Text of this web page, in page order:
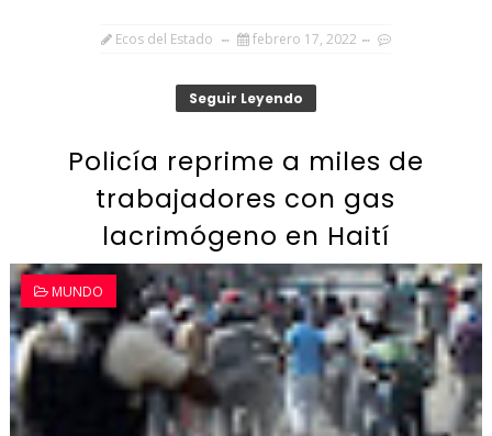
Ecos del Estado febrero 17, 2022
Seguir Leyendo
Policía reprime a miles de
trabajadores con gas
lacrimógeno en Haití
MUNDO